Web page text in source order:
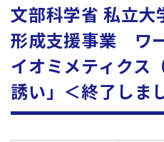
文部科学省 私立
形成支援事業 ワ
イオミメティクス
誘い」＜終了しま